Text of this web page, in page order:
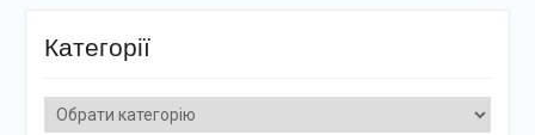
Категорії
Категорії